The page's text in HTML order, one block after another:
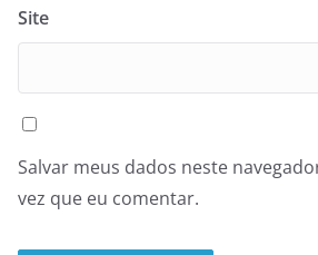
Site
Salvar meus dados neste
vez que eu comentar.